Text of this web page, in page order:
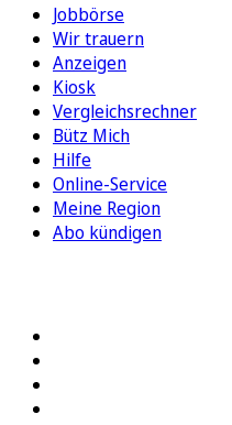
Jobbörse
Wir trauern
Anzeigen
Kiosk
Vergleichsrechner
Bütz Mich
Hilfe
Online-Service
Meine Region
Abo kündigen